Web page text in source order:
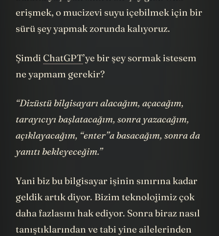
bulutta yaşayan sihirli bir şey gibi. Ona
erişmek, o mucizevi suyu içebilmek için bir
ŞimdiChatGPT’ye bir şey sormak istesem
“Dizüstü bilgisayarı alacağım, açacağım,
tarayıcıyı başlatacağım, sonra yazacağım,
açıklayacağım, “enter”a basacağım, sonra da
Yani biz bu bilgisayar işinin sınırına kadar
geldik artık diyor. Bizim teknolojimiz çok
daha fazlasını hak ediyor. Sonra biraz nasıl